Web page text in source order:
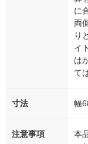
に
両
り
イ
は
て
寸法 幅
注意事項
本